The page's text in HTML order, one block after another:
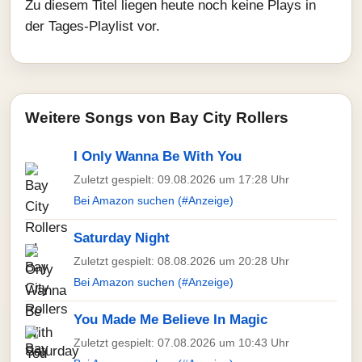
Zu diesem Titel liegen heute noch keine Plays in
der Tages-Playlist vor.
Weitere Songs von Bay City Rollers
I Only Wanna Be With You
Zuletzt gespielt: 09.08.2026 um 17:28 Uhr
Bei Amazon suchen (#Anzeige)
Saturday Night
Zuletzt gespielt: 08.08.2026 um 20:28 Uhr
Bei Amazon suchen (#Anzeige)
You Made Me Believe In Magic
Zuletzt gespielt: 07.08.2026 um 10:43 Uhr